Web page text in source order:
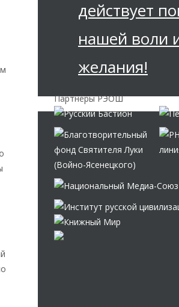
действует
нашей воли
желания!
Партнёры РЭОШ